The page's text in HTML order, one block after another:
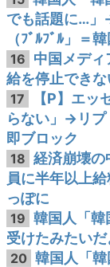
でも話題に…
（ﾌﾞﾙﾌﾞﾙ」＝
16 中国メデ
給を停止でき
17
【P】エ
らない」→リ
即ブロック
18 経済崩壊の
員に半年以上
っぽに
19 韓国人「韓
受けたみたいだ
20 韓国人「